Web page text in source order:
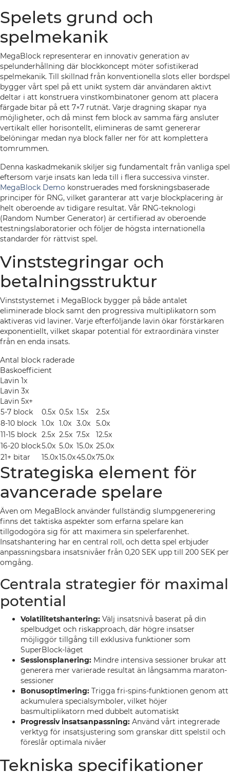
Spelets grund och
spelmekanik
MegaBlock representerar en innovativ generation av
spelunderhållning där blockkoncept möter sofistikerad
spelmekanik. Till skillnad från konventionella slots eller bordspel
bygger vårt spel på ett unikt system där användaren aktivt
deltar i att konstruera vinstkombinatoner genom att placera
färgade bitar på ett 7×7 rutnät. Varje dragning skapar nya
möjligheter, och då minst fem block av samma färg ansluter
vertikalt eller horisontellt, elimineras de samt genererar
belöningar medan nya block faller ner för att komplettera
tomrummen.
Denna kaskadmekanik skiljer sig fundamentalt från vanliga spel
eftersom varje insats kan leda till i flera successiva vinster.
MegaBlock Demo konstruerades med forskningsbaserade
principer för RNG, vilket garanterar att varje blockplacering är
helt oberoende av tidigare resultat. Vår RNG-teknologi
(Random Number Generator) är certifierad av oberoende
testningslaboratorier och följer de högsta internationella
standarder för rättvist spel.
Vinststegringar och
betalningsstruktur
Vinststystemet i MegaBlock bygger på både antalet
eliminerade block samt den progressiva multiplikatorn som
aktiveras vid laviner. Varje efterföljande lavin ökar förstärkaren
exponentiellt, vilket skapar potential för extraordinära vinster
från en enda insats.
Antal block raderade
Baskoefficient
Lavin 1x
Lavin 3x
Lavin 5x+
5-7 block
0.5x 0.5x 1.5x
2.5x
8-10 block 1.0x 1.0x 3.0x
5.0x
11-15 block 2.5x 2.5x 7.5x
12.5x
16-20 block5.0x 5.0x 15.0x 25.0x
21+ bitar
15.0x15.0x45.0x75.0x
Strategiska element för
avancerade spelare
Även om MegaBlock använder fullständig slumpgenerering
finns det taktiska aspekter som erfarna spelare kan
tillgodogöra sig för att maximera sin spelerfarenhet.
Insatshantering har en central roll, och detta spel erbjuder
anpassningsbara insatsnivåer från 0,20 SEK upp till 200 SEK per
omgång.
Centrala strategier för maximal
potential
Volatilitetshantering: Välj insatsnivå baserat på din
spelbudget och riskapproach, där högre insatser
möjliggör tillgång till exklusiva funktioner som
SuperBlock-läget
Sessionsplanering: Mindre intensiva sessioner brukar att
generera mer varierade resultat än långsamma maraton-
sessioner
Bonusoptimering: Trigga fri-spins-funktionen genom att
ackumulera specialsymboler, vilket höjer
basmultiplikatorn med dubbelt automatiskt
Progressiv insatsanpassning: Använd vårt integrerade
verktyg för insatsjustering som granskar ditt spelstil och
föreslår optimala nivåer
Tekniska specifikationer